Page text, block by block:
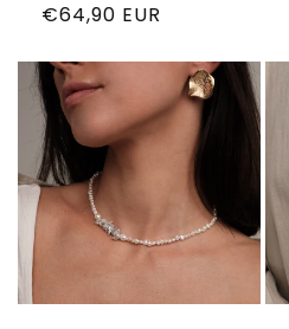
Reguliari
€64,90 EUR